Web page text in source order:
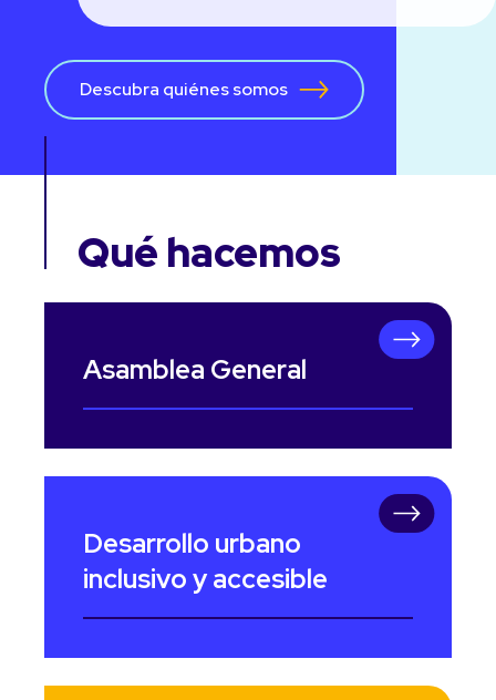
Descubra quiénes somos
Qué hacemos
Asamblea General
Desarrollo urbano
inclusivo y accesible